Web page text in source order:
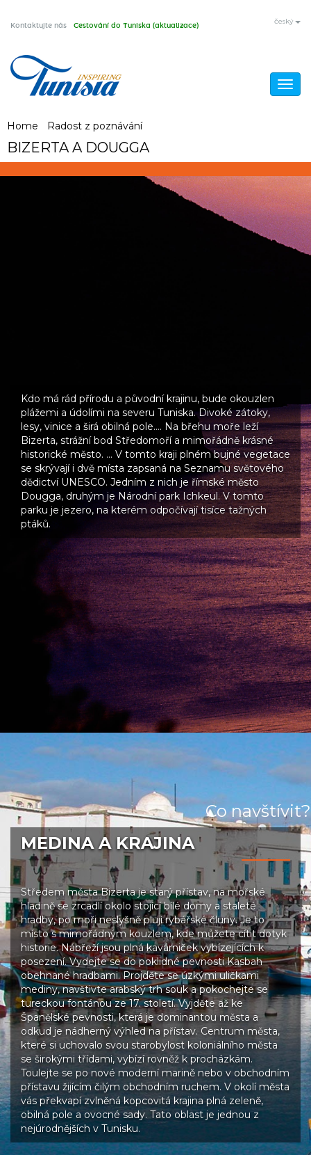
Skip
content
český
Kontaktujte nás Cestování do Tuniska (aktualizace)
You
are
here
Home Radost z poznávání
BIZERTA A DOUGGA
Kdo má rád přírodu a původní krajinu, bude okouzlen
plážemi a údolími na severu Tuniska. Divoké zátoky,
lesy, vinice a širá obilná pole…. Na břehu moře leží
Bizerta, strážní bod Středomoří a mimořádně krásné
historické město. … V tomto kraji plném bujné vegetace
se skrývají i dvě místa zapsaná na Seznamu světového
dědictví UNESCO. Jedním z nich je římské město
Dougga, druhým je Národní park Ichkeul. V tomto
parku je jezero, na kterém odpočívají tisíce tažných
ptáků.
Co navštívit?
MEDINA A KRAJINA
Středem města Bizerta je starý přístav, na mořské
hladině se zrcadlí okolo stojící bílé domy a staleté
hradby, po moři neslyšně plují rybářské čluny. Je to
místo s mimořádným kouzlem, kde můžete cítit dotyk
historie. Nábřeží jsou plná kavárniček vybízejících k
posezení. Vydejte se do poklidné pevnosti Kasbah
obehnané hradbami. Projděte se úzkými uličkami
mediny, navštivte arabský trh souk a pokochejte se
tureckou fontánou ze 17. století. Vyjděte až ke
Španělské pevnosti, která je dominantou města a
odkud je nádherný výhled na přístav. Centrum města,
které si uchovalo svou starobylost koloniálního města
se širokými třídami, vybízí rovněž k procházkám.
Toulejte se po nové moderní marině nebo v obchodním
přístavu žijícím čilým obchodním ruchem. V okolí města
vás překvapí zvlněná kopcovitá krajina plná zeleně,
obilná pole a ovocné sady. Tato oblast je jednou z
nejúrodnějších v Tunisku.